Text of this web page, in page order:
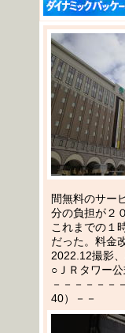
間無料のサー
分の負担が２
これまでの１
だった。料金
2022.12撮影
○ＪＲタワー
－－－－－－
40）－－